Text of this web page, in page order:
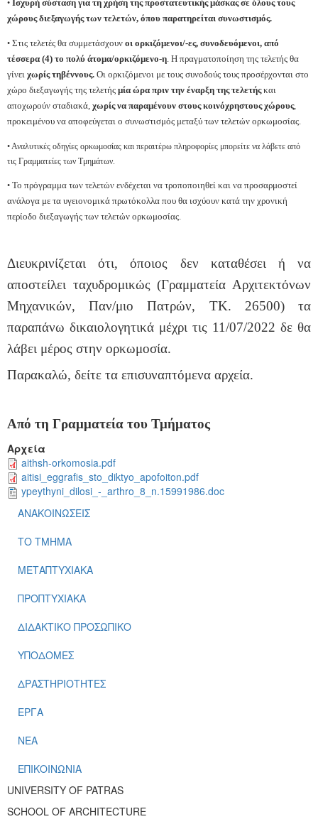
• Ισχυρή σύσταση για τη χρήση της προστατευτικής μάσκας σε όλους τους
χώρους διεξαγωγής των τελετών, όπου παρατηρείται συνωστισμός.
• Στις τελετές θα συμμετάσχουν οι ορκιζόμενοι/-ες, συνοδευόμενοι, από
τέσσερα (4) το πολύ άτομα/ορκιζόμενο-η. Η πραγματοποίηση της τελετής θα
γίνει χωρίς τηβέννους. Οι ορκιζόμενοι με τους συνοδούς τους προσέρχονται στο
χώρο διεξαγωγής της τελετής μία ώρα πριν την έναρξη της τελετήςκαι
αποχωρούν σταδιακά, χωρίς να παραμένουν στους κοινόχρηστους χώρους,
προκειμένου να αποφεύγεται ο συνωστισμός μεταξύ των τελετών ορκωμοσίας.
• Αναλυτικές οδηγίες ορκωμοσίας και περαιτέρω πληροφορίες μπορείτε να λάβετε από
τις Γραμματείες των Τμημάτων.
• Το πρόγραμμα των τελετών ενδέχεται να τροποποιηθεί και να προσαρμοστεί
ανάλογα με τα υγειονομικά πρωτόκολλα που θα ισχύουν κατά την χρονική
περίοδο διεξαγωγής των τελετών ορκωμοσίας.
Διευκρινίζεται ότι, όποιος δεν καταθέσει ή να
αποστείλει ταχυδρομικώς (Γραμματεία Αρχιτεκτόνων
Μηχανικών, Παν/μιο Πατρών, ΤΚ. 26500) τα
παραπάνω δικαιολογητικά μέχρι τις 11/07/2022 δε θα
λάβει μέρος στην ορκωμοσία.
Παρακαλώ, δείτε τα επισυναπτόμενα αρχεία.
Από τη Γραμματεία του Τμήματος
Αρχεία
aithsh-orkomosia.pdf
aitisi_eggrafis_sto_diktyo_apofoiton.pdf
ypeythyni_dilosi_-_arthro_8_n.15991986.doc
ΑΝΑΚΟΙΝΩΣΕΙΣ
ΤΟ ΤΜΗΜΑ
ΜΕΤΑΠΤΥΧΙΑΚΑ
ΠΡΟΠΤΥΧΙΑΚΑ
ΔΙΔΑΚΤΙΚΟ ΠΡΟΣΩΠΙΚΟ
ΥΠΟΔΟΜΕΣ
ΔΡΑΣΤΗΡΙΟΤΗΤΕΣ
ΕΡΓΑ
ΝΕΑ
ΕΠΙΚΟΙΝΩΝΙΑ
UNIVERSITY OF PATRAS
SCHOOL OF ARCHITECTURE